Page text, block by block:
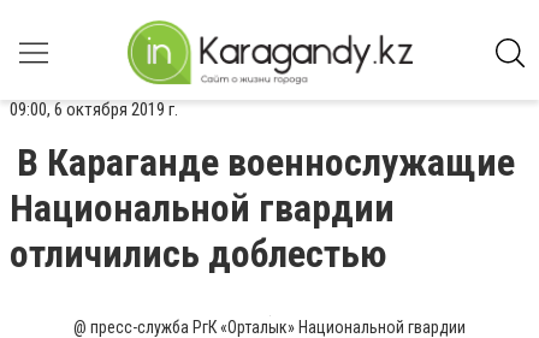
09:00, 6 октября 2019 г.
В Караганде военнослужащие
Национальной гвардии
отличились доблестью
@ пресс-служба РгК «Орталык» Национальной гвардии